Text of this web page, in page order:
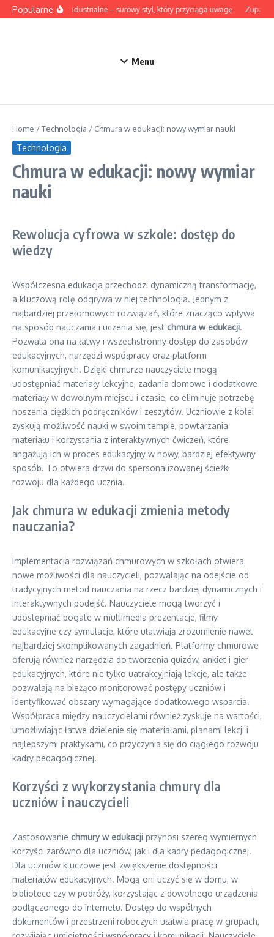
Przejdź do treści
PopularneLampy industrialne – surowy styl, który przyciąga uwagę Zupa z
Menu
Home /Technologia / Chmura w edukacji: nowy wymiar nauki
Technologia
Chmura w edukacji: nowy wymiar
nauki
Rewolucja cyfrowa w szkole: dostęp do
wiedzy
Współczesna edukacja przechodzi dynamiczną transformację,
a kluczową rolę odgrywa w niej technologia. Jednym z
najbardziej przełomowych rozwiązań, które znacząco wpływa
na sposób nauczania i uczenia się, jest chmura w edukacji.
Pozwala ona na łatwy i wszechstronny dostęp do zasobów
edukacyjnych, narzędzi współpracy oraz platform
komunikacyjnych. Dzięki chmurze nauczyciele mogą
udostępniać materiały lekcyjne, zadania domowe i dodatkowe
materiały w dowolnym miejscu i czasie, co eliminuje potrzebę
noszenia ciężkich podręczników i zeszytów. Uczniowie z kolei
zyskują możliwość nauki w swoim tempie, powtarzania
materiału i korzystania z interaktywnych ćwiczeń, które
angażują ich w proces edukacyjny w nowy, bardziej efektywny
sposób. To otwiera drzwi do spersonalizowanej ścieżki
rozwoju dla każdego ucznia.
Jak chmura w edukacji zmienia metody
nauczania?
Implementacja rozwiązań chmurowych w szkołach otwiera
nowe możliwości dla nauczycieli, pozwalając na odejście od
tradycyjnych metod nauczania na rzecz bardziej dynamicznych i
interaktywnych podejść. Nauczyciele mogą tworzyć i
udostępniać bogate w multimedia prezentacje, filmy
edukacyjne czy symulacje, które ułatwiają zrozumienie nawet
najbardziej skomplikowanych zagadnień. Platformy chmurowe
oferują również narzędzia do tworzenia quizów, ankiet i gier
edukacyjnych, które nie tylko uatrakcyjniają lekcje, ale także
pozwalają na bieżąco monitorować postępy uczniów i
identyfikować obszary wymagające dodatkowego wsparcia.
Współpraca między nauczycielami również zyskuje na wartości,
umożliwiając łatwe dzielenie się materiałami, planami lekcji i
najlepszymi praktykami, co przyczynia się do ciągłego rozwoju
kadry pedagogicznej.
Korzyści z wykorzystania chmury dla
uczniów i nauczycieli
Zastosowanie chmury w edukacji przynosi szereg wymiernych
korzyści zarówno dla uczniów, jak i dla kadry pedagogicznej.
Dla uczniów kluczowe jest zwiększenie dostępności
materiałów edukacyjnych. Mogą oni uczyć się w domu, w
bibliotece czy w podróży, korzystając z dowolnego urządzenia
podłączonego do internetu. Dostęp do wspólnych
dokumentów i przestrzeni roboczych ułatwia pracę w grupach,